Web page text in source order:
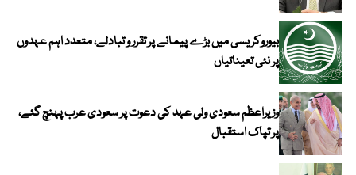
بیوروکریسی میں بڑے پیمانے پر تقرر و تبادلے، متعدد اہم عہدوں
پر نئی تعیناتیاں
وزیراعظم سعودی ولی عہد کی دعوت پر سعودی عرب پہنچ گئے،
پر تپاک استقبال